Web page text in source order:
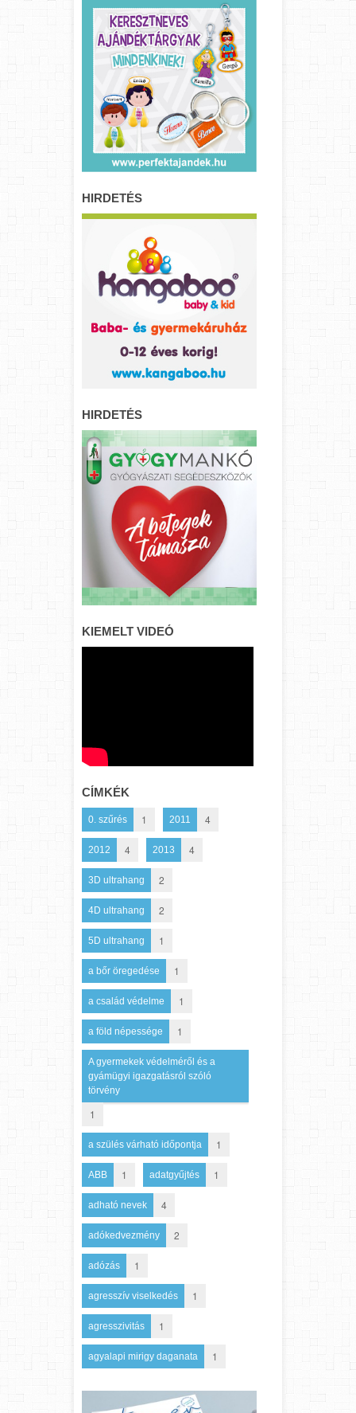
HIRDETÉS
HIRDETÉS
KIEMELT VIDEÓ
CÍMKÉK
0. szűrés 1 2011 4
2012 4 2013 4
3D ultrahang 2
4D ultrahang 2
5D ultrahang 1
a bőr öregedése 1
a család védelme 1
a föld népessége 1
A gyermekek védelméről és a
gyámügyi igazgatásról szóló
törvény
1
a szülés várható időpontja 1
ABB 1 adatgyűjtés 1
adható nevek 4
adókedvezmény 2
adózás 1
agresszív viselkedés 1
agresszivitás 1
agyalapi mirigy daganata 1